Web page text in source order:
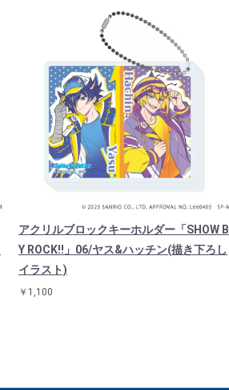
アクリルブロックキーホルダー「SHOW B
Y ROCK!!」06/ヤス&ハッチン(描き下ろし
イラスト)
￥1,100